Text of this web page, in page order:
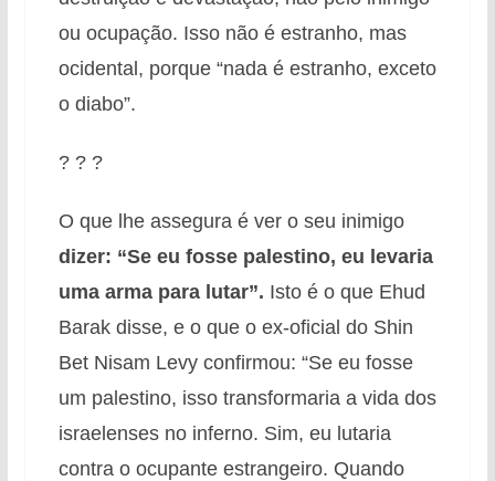
ou ocupação. Isso não é estranho, mas
ocidental, porque “nada é estranho, exceto
o diabo”.
? ? ?
O que lhe assegura é ver o seu inimigo
dizer: “Se eu fosse palestino, eu levaria
uma arma para lutar”. Isto é o que Ehud
Barak disse, e o que o ex-oficial do Shin
Bet Nisam Levy confirmou: “Se eu fosse
um palestino, isso transformaria a vida dos
israelenses no inferno. Sim, eu lutaria
contra o ocupante estrangeiro. Quando